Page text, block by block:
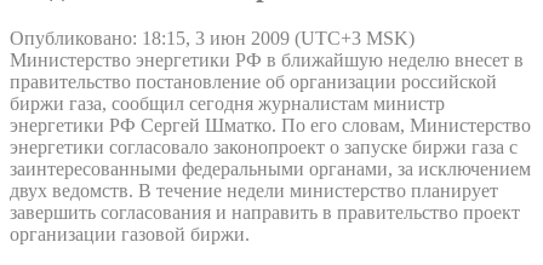
Опубликовано: 18:15, 3 июн 2009 (UTC+3 MSK)
Министерство энергетики РФ в ближайшую неделю внесет в
правительство постановление об организации российской
биржи газа, сообщил сегодня журналистам министр
энергетики РФ Сергей Шматко. По его словам, Министерство
энергетики согласовало законопроект о запуске биржи газа с
заинтересованными федеральными органами, за исключением
двух ведомств. В течение недели министерство планирует
завершить согласования и направить в правительство проект
организации газовой биржи.